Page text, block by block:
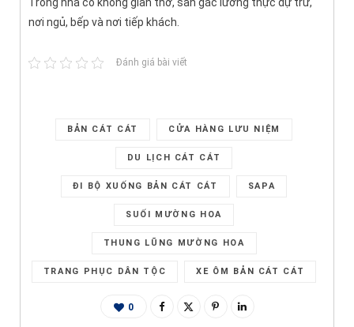
nơi ngủ, bếp và nơi tiếp khách.
Đánh giá bài viết
BẢN CÁT CÁT CỬA HÀNG LƯU NIỆM
DU LỊCH CÁT CÁT
ĐI BỘ XUỐNG BẢN CÁT CÁT SAPA
SUỐI MƯỜNG HOA
THUNG LŨNG MƯỜNG HOA
TRANG PHỤC DÂN TỘC XE ÔM BẢN CÁT CÁT
0